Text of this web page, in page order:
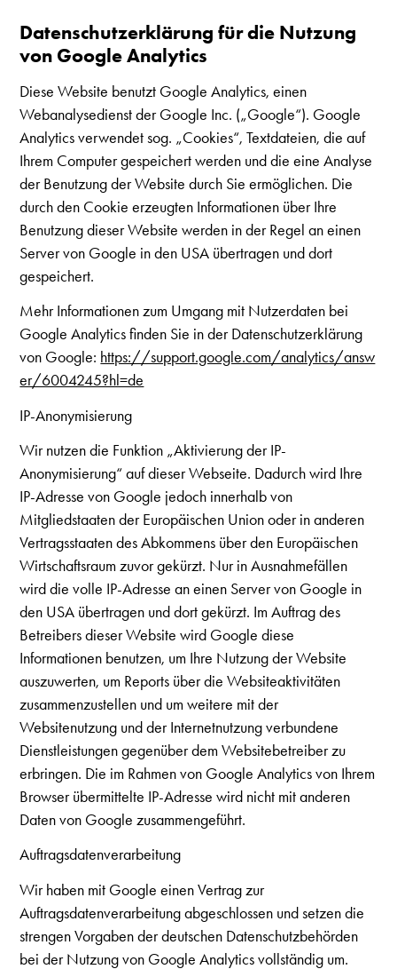
Datenschutzerklärung für die Nutzung
von Google Analytics
Diese Website benutzt Google Analytics, einen
Webanalysedienst der Google Inc. („Google“). Google
Analytics verwendet sog. „Cookies“, Textdateien, die auf
Ihrem Computer gespeichert werden und die eine Analyse
der Benutzung der Website durch Sie ermöglichen. Die
durch den Cookie erzeugten Informationen über Ihre
Benutzung dieser Website werden in der Regel an einen
Server von Google in den USA übertragen und dort
gespeichert.
Mehr Informationen zum Umgang mit Nutzerdaten bei
Google Analytics finden Sie in der Datenschutzerklärung
von Google: https://support.google.com/analytics/answ
er/6004245?hl=de
IP-Anonymisierung
Wir nutzen die Funktion „Aktivierung der IP-
Anonymisierung“ auf dieser Webseite. Dadurch wird Ihre
IP-Adresse von Google jedoch innerhalb von
Mitgliedstaaten der Europäischen Union oder in anderen
Vertragsstaaten des Abkommens über den Europäischen
Wirtschaftsraum zuvor gekürzt. Nur in Ausnahmefällen
wird die volle IP-Adresse an einen Server von Google in
den USA übertragen und dort gekürzt. Im Auftrag des
Betreibers dieser Website wird Google diese
Informationen benutzen, um Ihre Nutzung der Website
auszuwerten, um Reports über die Websiteaktivitäten
zusammenzustellen und um weitere mit der
Websitenutzung und der Internetnutzung verbundene
Dienstleistungen gegenüber dem Websitebetreiber zu
erbringen. Die im Rahmen von Google Analytics von Ihrem
Browser übermittelte IP-Adresse wird nicht mit anderen
Daten von Google zusammengeführt.
Auftragsdatenverarbeitung
Wir haben mit Google einen Vertrag zur
Auftragsdatenverarbeitung abgeschlossen und setzen die
strengen Vorgaben der deutschen Datenschutzbehörden
bei der Nutzung von Google Analytics vollständig um.